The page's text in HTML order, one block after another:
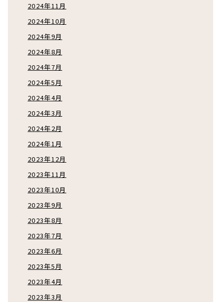
2024年11月
2024年10月
2024年9月
2024年8月
2024年7月
2024年5月
2024年4月
2024年3月
2024年2月
2024年1月
2023年12月
2023年11月
2023年10月
2023年9月
2023年8月
2023年7月
2023年6月
2023年5月
2023年4月
2023年3月